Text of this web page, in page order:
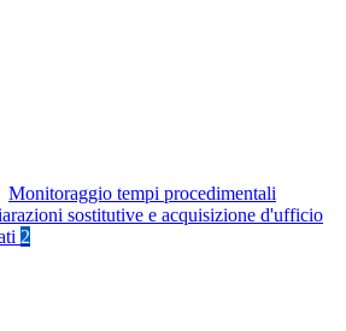
Monitoraggio tempi procedimentali
sostitutive e acquisizione d'ufficio
2